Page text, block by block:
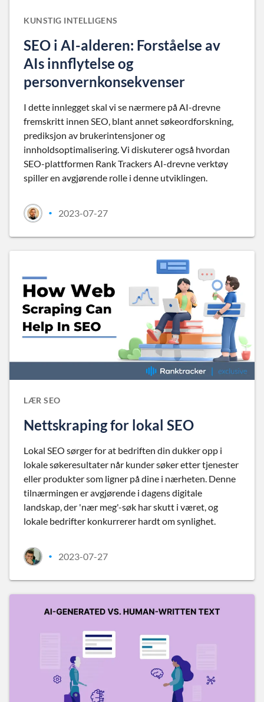
KUNSTIG INTELLIGENS
SEO i AI-alderen: Forståelse av
AIs innflytelse og
personvernkonsekvenser
I dette innlegget skal vi se nærmere på AI-drevne
fremskritt innen SEO, blant annet søkeordforskning,
prediksjon av brukerintensjoner og
innholdsoptimalisering. Vi diskuterer også hvordan
SEO-plattformen Rank Trackers AI-drevne verktøy
spiller en avgjørende rolle i denne utviklingen.
• 2023-07-27
LÆR SEO
Nettskraping for lokal SEO
Lokal SEO sørger for at bedriften din dukker opp i
lokale søkeresultater når kunder søker etter tjenester
eller produkter som ligner på dine i nærheten. Denne
tilnærmingen er avgjørende i dagens digitale
landskap, der 'nær meg'-søk har skutt i været, og
lokale bedrifter konkurrerer hardt om synlighet.
• 2023-07-27